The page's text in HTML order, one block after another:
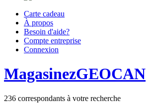
Carte cadeau
À propos
Besoin d'aide?
Compte entreprise
Connexion
MagasinezGEOCAN
236 correspondants à votre recherche